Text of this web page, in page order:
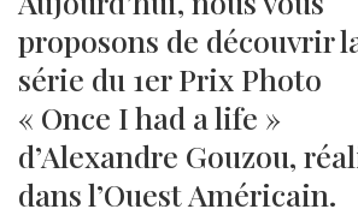
proposons de découvrir
série du 1er Prix Photo
« Once I had a life »
d’Alexandre Gouzou,
dans l’Ouest Américain.